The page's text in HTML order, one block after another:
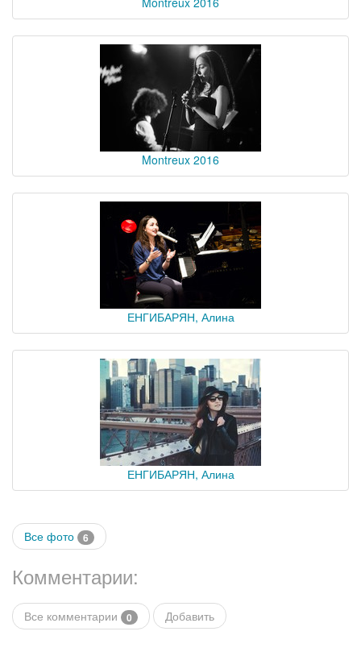
Montreux 2016
ЕНГИБАРЯН, Алина
ЕНГИБАРЯН, Алина
Все фото 6
Комментарии:
Все комментарии 0 Добавить